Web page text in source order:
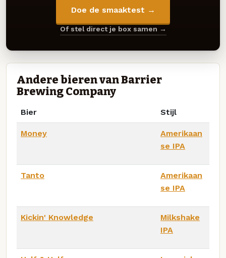
Doe de smaaktest →
Of stel direct je box samen →
Andere bieren van Barrier
Brewing Company
Bier Stijl
Money
Amerikaan
se IPA
Tanto
Amerikaan
se IPA
Kickin' Knowledge
Milkshake
IPA